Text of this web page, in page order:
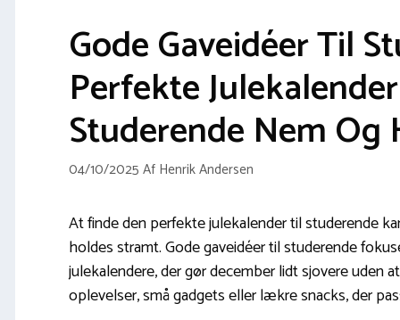
Gode Gaveidéer Til
Perfekte
Studerende Nem
04/10/2025 Af Henrik Andersen
At finde den perfekte julekalender til studerende
holdes stramt. Gode gaveidéer til studerende
julekalendere, der gør december lidt sjovere
oplevelser, små gadgets eller lækre snacks, der